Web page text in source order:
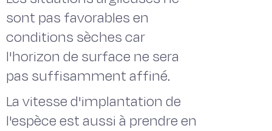
sont pas favorables en
conditions sèches car
l'horizon de surface ne sera
pas suffisamment affiné.
La vitesse d'implantation de
l'espèce est aussi à prendre en